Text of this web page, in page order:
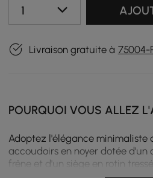
1
Livraison gratuite à 75004-
POURQUOI VOUS ALLEZ
Adoptez l'élégance minimaliste
accoudoirs en noyer dotée d'un
frêne et d'un siège en rotin